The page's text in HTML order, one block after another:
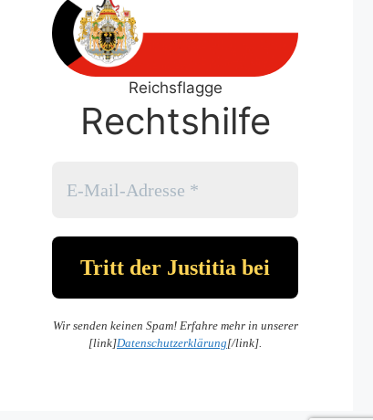
Reichsflagge
Rechtshilfe
Wir senden keinen Spam! Erfahre mehr in unserer
[link]Datenschutzerklärung[/link].